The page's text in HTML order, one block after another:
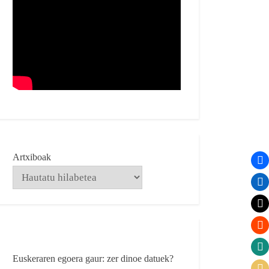
Artxiboak
Euskeraren egoera gaur: zer dinoe datuek?